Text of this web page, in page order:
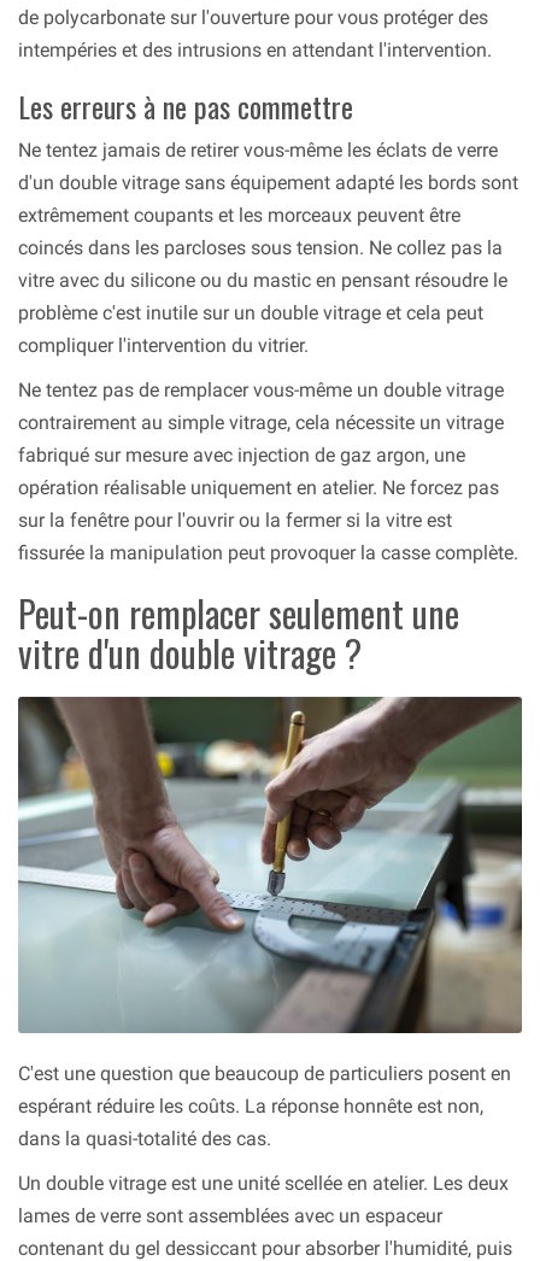
de polycarbonate sur l'ouverture pour vous protéger des
intempéries et des intrusions en attendant l'intervention.
Les erreurs à ne pas commettre
Ne tentez jamais de retirer vous-même les éclats de verre
d'un double vitrage sans équipement adapté les bords sont
extrêmement coupants et les morceaux peuvent être
coincés dans les parcloses sous tension. Ne collez pas la
vitre avec du silicone ou du mastic en pensant résoudre le
problème c'est inutile sur un double vitrage et cela peut
compliquer l'intervention du vitrier.
Ne tentez pas de remplacer vous-même un double vitrage
contrairement au simple vitrage, cela nécessite un vitrage
fabriqué sur mesure avec injection de gaz argon, une
opération réalisable uniquement en atelier. Ne forcez pas
sur la fenêtre pour l'ouvrir ou la fermer si la vitre est
fissurée la manipulation peut provoquer la casse complète.
Peut-on remplacer seulement une
vitre d'un double vitrage ?
C'est une question que beaucoup de particuliers posent en
espérant réduire les coûts. La réponse honnête est non,
dans la quasi-totalité des cas.
Un double vitrage est une unité scellée en atelier. Les deux
lames de verre sont assemblées avec un espaceur
contenant du gel dessiccant pour absorber l'humidité, puis